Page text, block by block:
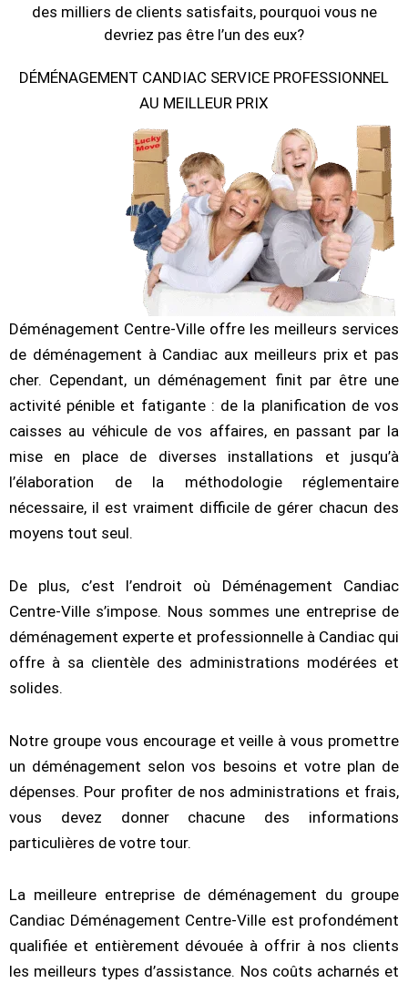
des milliers de clients satisfaits, pourquoi vous ne
devriez pas être l’un des eux?
DÉMÉNAGEMENT CANDIAC SERVICE PROFESSIONNEL
AU MEILLEUR PRIX
Déménagement Centre-Ville offre les meilleurs services
de déménagement à Candiac aux meilleurs prix et pas
cher. Cependant, un déménagement finit par être une
activité pénible et fatigante : de la planification de vos
caisses au véhicule de vos affaires, en passant par la
mise en place de diverses installations et jusqu’à
l’élaboration de la méthodologie réglementaire
nécessaire, il est vraiment difficile de gérer chacun des
moyens tout seul.
De plus, c’est l’endroit où Déménagement Candiac
Centre-Ville s’impose. Nous sommes une entreprise de
déménagement experte et professionnelle à Candiac qui
offre à sa clientèle des administrations modérées et
solides.
Notre groupe vous encourage et veille à vous promettre
un déménagement selon vos besoins et votre plan de
dépenses. Pour profiter de nos administrations et frais,
vous devez donner chacune des informations
particulières de votre tour.
La meilleure entreprise de déménagement du groupe
Candiac Déménagement Centre-Ville est profondément
qualifiée et entièrement dévouée à offrir à nos clients
les meilleurs types d’assistance. Nos coûts acharnés et